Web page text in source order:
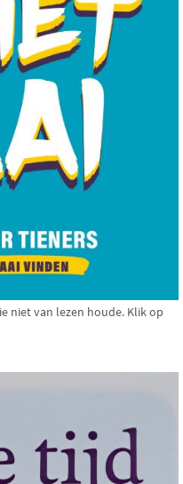
niet van lezen houde. Klik op